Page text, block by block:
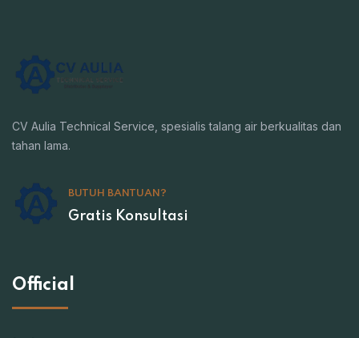
CV Aulia Technical Service, spesialis talang air berkualitas dan
tahan lama.
BUTUH BANTUAN?
Gratis Konsultasi
Official